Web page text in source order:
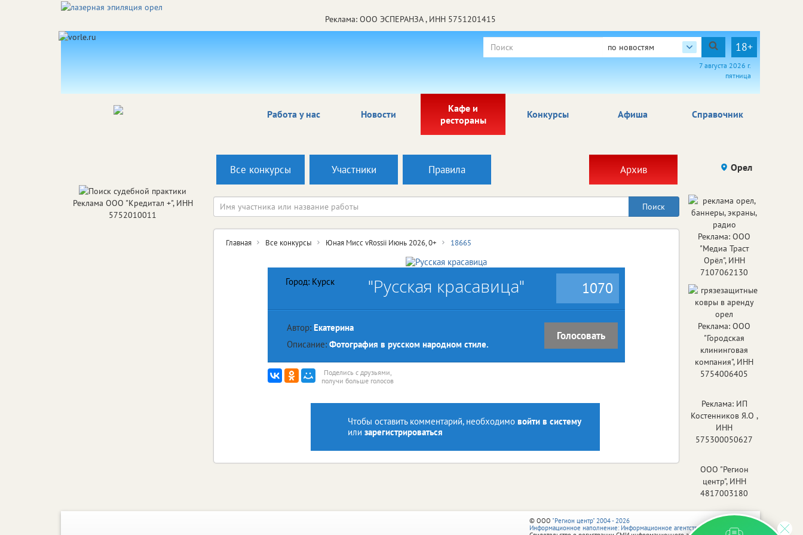
Реклама: ООО ЭСПЕРАНЗА , ИНН 5751201415
по новостям 18+
7 августа 2026 г.
пятница
Работа у нас Новости
Кафе и
рестораны
Афиша Справочник
Конкурсы
Все конкурсы Участники Правила Архив Орел
Главная Все конкурсы Юная Мисс vRossii Июнь 2026, 0+ 18665
"Русская красавица"
Город: Курск 1070
Автор: Екатерина
Описание: Фотография в русском народном стиле.
Голосовать
Поделись с друзьями,
получи больше голосов
Чтобы оставить комментарий, необходимо войти в систему
или зарегистрироваться
Реклама ООО "Кредитал +", ИНН
5752010011
Реклама: ООО
"Медиа Траст
Орёл", ИНН
7107062130
Реклама: ООО
"Городская
клининговая
компания", ИНН
5754006405
Реклама: ИП
Костенников Я.О ,
ИНН
575300050627
ООО "Регион
центр", ИНН
4817003180
© ООО "Регион центр" 2004 - 2026
Информационное наполнение: Информационное агентство vRossii.ru